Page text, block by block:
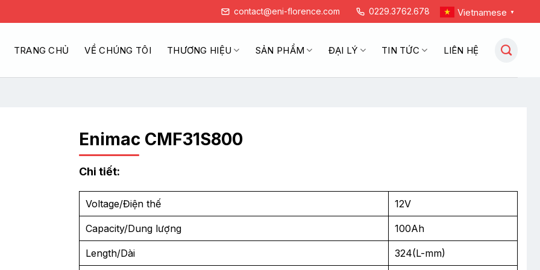
contact@eni-florence.com 0229.3762.678 Vietnamese ▼
TRANG CHỦ VỀ CHÚNG TÔI THƯƠNG HIỆU SẢN PHẨM ĐẠI LÝ TIN TỨC LIÊN HỆ
Enimac CMF31S800
Chi tiết:
Voltage/Điện thế 12V
Capacity/Dung lượng 100Ah
Length/Dài 324(L-mm)